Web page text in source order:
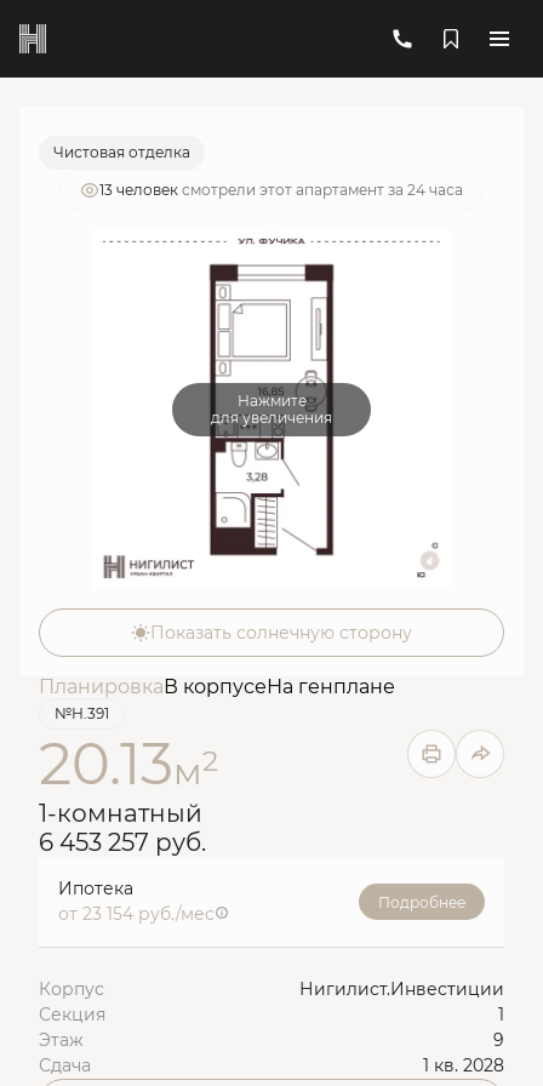
1-комнатный 6 453 257 руб.
Ипотека
Чистовая отделка
13 человек смотрели этот апартамент за 24 часа
Нажмите
для увеличения
Показать солнечную сторону
ПланировкаВ корпусеНа генплане
№Н.391
20.13м2
1-комнатный
6 453 257 руб.
Ипотека
от 23 154 руб./мес
Подробнее
Корпус
Нигилист.Инвестиции
Секция
1
Этаж
9
Сдача
1 кв. 2028